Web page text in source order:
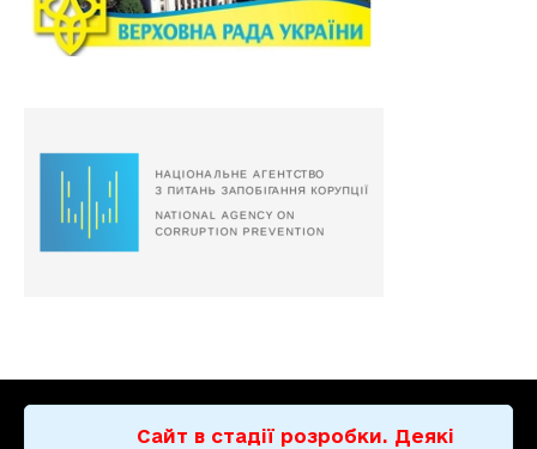
Сайт в стадії розробки. Деякі